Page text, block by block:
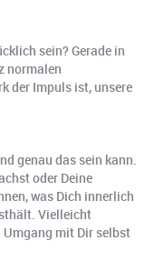
sein? Gerade in
normalen
der Impuls ist, unsere
genau das sein kann.
oder Deine
was Dich innerlich
Vielleicht
Umgang mit Dir selbst